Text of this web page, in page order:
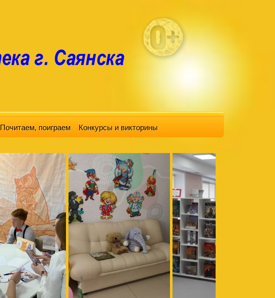
Почитаем, поиграем Конкурсы и викторины